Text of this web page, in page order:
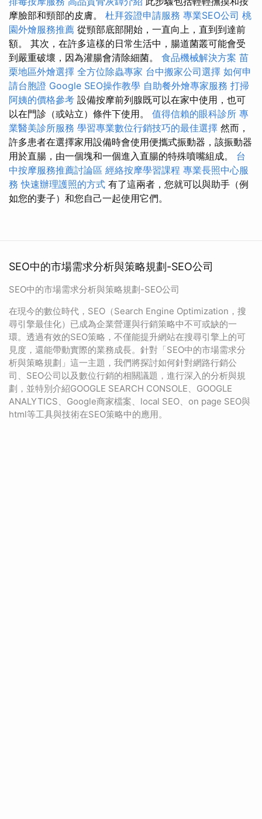
摩臉部和頸部的皮膚。 杜拜簽證申請服務 專業SEO公司 桃
園外燴服務推薦 從頸部底部開始，一直向上，直到到達前
額。 其次，在許多這樣的日常生活中，腸道菌叢可能會受
到嚴重破壞，因為灌腸會清除細菌。 食品機械解決方案 苗
栗地區外燴選擇 全方位除蟲專家 台中搬家公司選擇 如何申
請台胞證 Google SEO操作教學 自助餐外燴專家服務 打掃
阿姨的價格參考 設備按摩前列腺既可以在家中使用，也可
以在門診（或站立）條件下使用。 值得信賴的眼科診所 專
業醫美診所服務 學習專業數位行銷技巧的最佳選擇 然而，
許多患者在選擇家用設備時會使用便攜式振動器，該振動器
用於直腸，由一個塊和一個進入直腸的特殊噴嘴組成。 台
中按摩服務推薦討論區 經絡按摩學習課程 專業長照中心服
務 快速辦理護照的方式 有了這兩者，您就可以與助手（例
如您的妻子）和您自己一起使用它們。
SEO中的市場需求分析與策略規劃-SEO公司
SEO中的市場需求分析與策略規劃-SEO公司
在現今的數位時代，SEO（Search Engine Optimization，搜
尋引擎最佳化）已成為企業營運與行銷策略中不可或缺的一
環。透過有效的SEO策略，不僅能提升網站在搜尋引擎上的可
見度，還能帶動實際的業務成長。針對「SEO中的市場需求分
析與策略規劃」這一主題，我們將探討如何針對網路行銷公
司、SEO公司以及數位行銷的相關議題，進行深入的分析與規
劃，並特別介紹GOOGLE SEARCH CONSOLE、GOOGLE
ANALYTICS、Google商家檔案、local SEO、on page SEO與
html等工具與技術在SEO策略中的應用。